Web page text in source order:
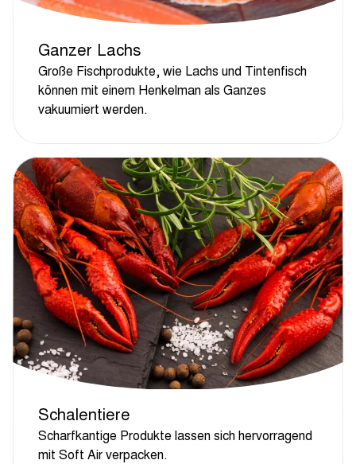
Ganzer Lachs
Große Fischprodukte, wie Lachs und Tintenfisch
können mit einem Henkelman als Ganzes
vakuumiert werden.
Schalentiere
Scharfkantige Produkte lassen sich hervorragend
mit Soft Air verpacken.